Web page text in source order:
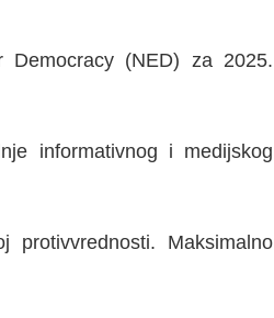
(NED) za 2025.
informativnog i medijskog
protivvrednosti. Maksimalno